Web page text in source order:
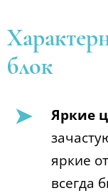
блок
Яркие
яркие
всегда